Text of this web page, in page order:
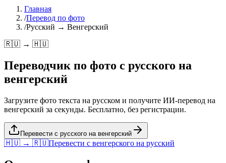
Главная
/Перевод по фото
/Русский → Венгерский
🇷🇺 → 🇭🇺
Переводчик по фото с русского на
венгерский
Загрузите фото текста на русском и получите ИИ-перевод на
венгерский за секунды. Бесплатно, без регистрации.
Перевести с русского на венгерский
🇭🇺 → 🇷🇺Перевести с венгерского на русский